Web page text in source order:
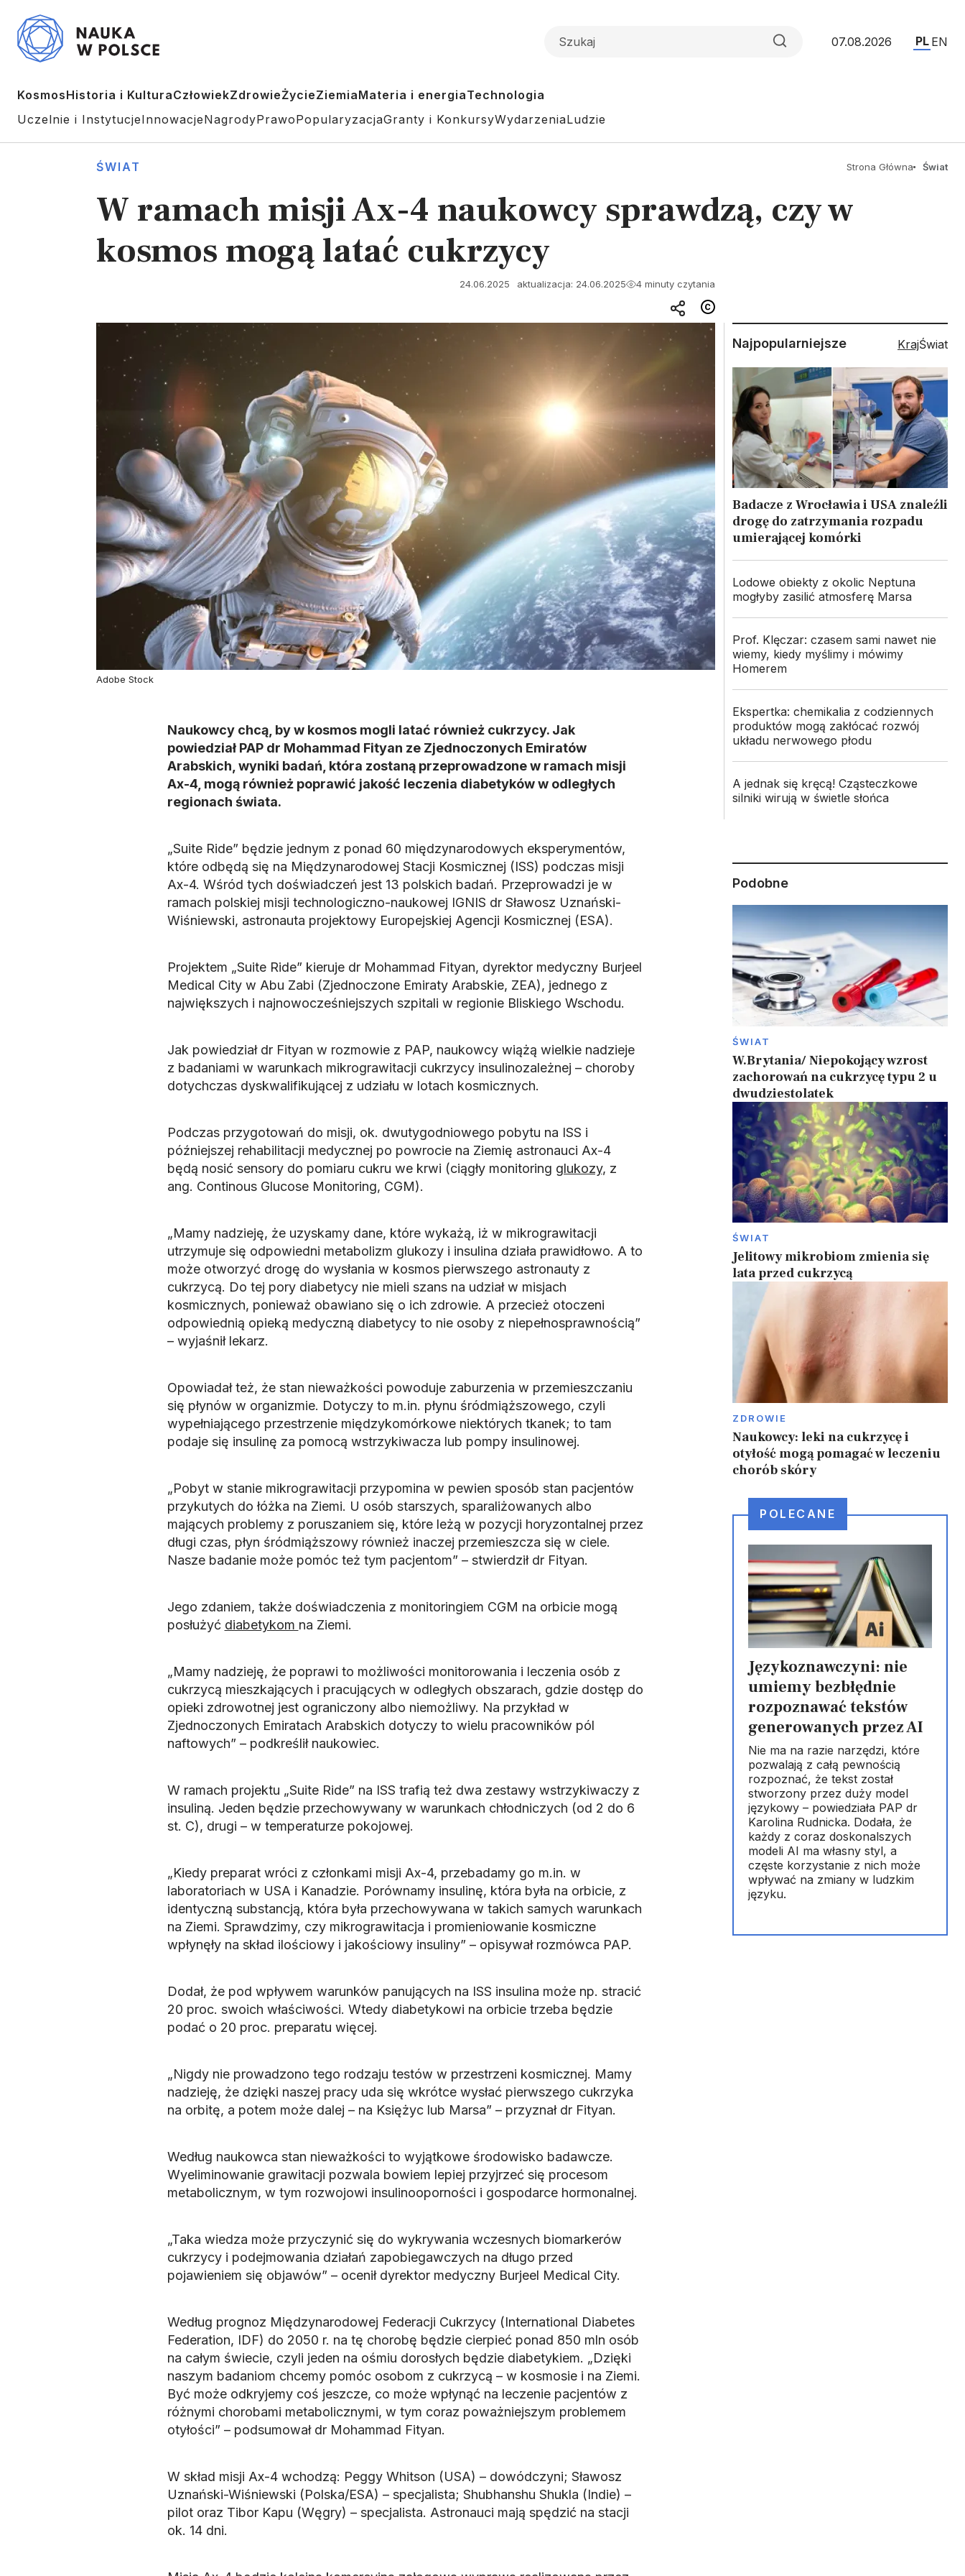
07.08.2026 PL EN
KosmosHistoria i KulturaCzłowiekZdrowieŻycieZiemiaMateria i energiaTechnologia
Uczelnie i InstytucjeInnowacjeNagrodyPrawoPopularyzacjaGranty i KonkursyWydarzeniaLudzie
ŚWIAT Strona Główna Świat
W ramach misji Ax-4 naukowcy sprawdzą, czy w
kosmos mogą latać cukrzycy
24.06.2025 aktualizacja: 24.06.2025 4 minuty czytania
Adobe Stock
Naukowcy chcą, by w kosmos mogli latać również cukrzycy. Jak
powiedział PAP dr Mohammad Fityan ze Zjednoczonych Emiratów
Arabskich, wyniki badań, która zostaną przeprowadzone w ramach misji
Ax-4, mogą również poprawić jakość leczenia diabetyków w odległych
regionach świata.
„Suite Ride” będzie jednym z ponad 60 międzynarodowych eksperymentów,
które odbędą się na Międzynarodowej Stacji Kosmicznej (ISS) podczas misji
Ax-4. Wśród tych doświadczeń jest 13 polskich badań. Przeprowadzi je w
ramach polskiej misji technologiczno-naukowej IGNIS dr Sławosz Uznański-
Wiśniewski, astronauta projektowy Europejskiej Agencji Kosmicznej (ESA).
Projektem „Suite Ride” kieruje dr Mohammad Fityan, dyrektor medyczny Burjeel
Medical City w Abu Zabi (Zjednoczone Emiraty Arabskie, ZEA), jednego z
największych i najnowocześniejszych szpitali w regionie Bliskiego Wschodu.
Jak powiedział dr Fityan w rozmowie z PAP, naukowcy wiążą wielkie nadzieje
z badaniami w warunkach mikrograwitacji cukrzycy insulinozależnej – choroby
dotychczas dyskwalifikującej z udziału w lotach kosmicznych.
Podczas przygotowań do misji, ok. dwutygodniowego pobytu na ISS i
późniejszej rehabilitacji medycznej po powrocie na Ziemię astronauci Ax-4
będą nosić sensory do pomiaru cukru we krwi (ciągły monitoring glukozy, z
ang. Continous Glucose Monitoring, CGM).
„Mamy nadzieję, że uzyskamy dane, które wykażą, iż w mikrograwitacji
utrzymuje się odpowiedni metabolizm glukozy i insulina działa prawidłowo. A to
może otworzyć drogę do wysłania w kosmos pierwszego astronauty z
cukrzycą. Do tej pory diabetycy nie mieli szans na udział w misjach
kosmicznych, ponieważ obawiano się o ich zdrowie. A przecież otoczeni
odpowiednią opieką medyczną diabetycy to nie osoby z niepełnosprawnością”
– wyjaśnił lekarz.
Opowiadał też, że stan nieważkości powoduje zaburzenia w przemieszczaniu
się płynów w organizmie. Dotyczy to m.in. płynu śródmiąższowego, czyli
wypełniającego przestrzenie międzykomórkowe niektórych tkanek; to tam
podaje się insulinę za pomocą wstrzykiwacza lub pompy insulinowej.
„Pobyt w stanie mikrograwitacji przypomina w pewien sposób stan pacjentów
przykutych do łóżka na Ziemi. U osób starszych, sparaliżowanych albo
mających problemy z poruszaniem się, które leżą w pozycji horyzontalnej przez
długi czas, płyn śródmiąższowy również inaczej przemieszcza się w ciele.
Nasze badanie może pomóc też tym pacjentom” – stwierdził dr Fityan.
Jego zdaniem, także doświadczenia z monitoringiem CGM na orbicie mogą
posłużyć diabetykom na Ziemi.
„Mamy nadzieję, że poprawi to możliwości monitorowania i leczenia osób z
cukrzycą mieszkających i pracujących w odległych obszarach, gdzie dostęp do
opieki zdrowotnej jest ograniczony albo niemożliwy. Na przykład w
Zjednoczonych Emiratach Arabskich dotyczy to wielu pracowników pól
naftowych” – podkreślił naukowiec.
W ramach projektu „Suite Ride” na ISS trafią też dwa zestawy wstrzykiwaczy z
insuliną. Jeden będzie przechowywany w warunkach chłodniczych (od 2 do 6
st. C), drugi – w temperaturze pokojowej.
„Kiedy preparat wróci z członkami misji Ax-4, przebadamy go m.in. w
laboratoriach w USA i Kanadzie. Porównamy insulinę, która była na orbicie, z
identyczną substancją, która była przechowywana w takich samych warunkach
na Ziemi. Sprawdzimy, czy mikrograwitacja i promieniowanie kosmiczne
wpłynęły na skład ilościowy i jakościowy insuliny” – opisywał rozmówca PAP.
Dodał, że pod wpływem warunków panujących na ISS insulina może np. stracić
20 proc. swoich właściwości. Wtedy diabetykowi na orbicie trzeba będzie
podać o 20 proc. preparatu więcej.
„Nigdy nie prowadzono tego rodzaju testów w przestrzeni kosmicznej. Mamy
nadzieję, że dzięki naszej pracy uda się wkrótce wysłać pierwszego cukrzyka
na orbitę, a potem może dalej – na Księżyc lub Marsa” – przyznał dr Fityan.
Według naukowca stan nieważkości to wyjątkowe środowisko badawcze.
Wyeliminowanie grawitacji pozwala bowiem lepiej przyjrzeć się procesom
metabolicznym, w tym rozwojowi insulinooporności i gospodarce hormonalnej.
„Taka wiedza może przyczynić się do wykrywania wczesnych biomarkerów
cukrzycy i podejmowania działań zapobiegawczych na długo przed
pojawieniem się objawów” – ocenił dyrektor medyczny Burjeel Medical City.
Według prognoz Międzynarodowej Federacji Cukrzycy (International Diabetes
Federation, IDF) do 2050 r. na tę chorobę będzie cierpieć ponad 850 mln osób
na całym świecie, czyli jeden na ośmiu dorosłych będzie diabetykiem. „Dzięki
naszym badaniom chcemy pomóc osobom z cukrzycą – w kosmosie i na Ziemi.
Być może odkryjemy coś jeszcze, co może wpłynąć na leczenie pacjentów z
różnymi chorobami metabolicznymi, w tym coraz poważniejszym problemem
otyłości” – podsumował dr Mohammad Fityan.
W skład misji Ax-4 wchodzą: Peggy Whitson (USA) – dowódczyni; Sławosz
Uznański-Wiśniewski (Polska/ESA) – specjalista; Shubhanshu Shukla (Indie) –
pilot oraz Tibor Kapu (Węgry) – specjalista. Astronauci mają spędzić na stacji
ok. 14 dni.
Najpopularniejsze KrajŚwiat
Badacze z Wrocławia i USA znaleźli
drogę do zatrzymania rozpadu
umierającej komórki
Lodowe obiekty z okolic Neptuna
mogłyby zasilić atmosferę Marsa
Prof. Klęczar: czasem sami nawet nie
wiemy, kiedy myślimy i mówimy
Homerem
Ekspertka: chemikalia z codziennych
produktów mogą zakłócać rozwój
układu nerwowego płodu
A jednak się kręcą! Cząsteczkowe
silniki wirują w świetle słońca
Podobne
ŚWIAT
W.Brytania/ Niepokojący wzrost
zachorowań na cukrzycę typu 2 u
dwudziestolatek
ŚWIAT
Jelitowy mikrobiom zmienia się
lata przed cukrzycą
ZDROWIE
Naukowcy: leki na cukrzycę i
otyłość mogą pomagać w leczeniu
chorób skóry
POLECANE
Językoznawczyni: nie
umiemy bezbłędnie
rozpoznawać tekstów
generowanych przez AI
Nie ma na razie narzędzi, które
pozwalają z całą pewnością
rozpoznać, że tekst został
stworzony przez duży model
językowy – powiedziała PAP dr
Karolina Rudnicka. Dodała, że
każdy z coraz doskonalszych
modeli AI ma własny styl, a
częste korzystanie z nich może
wpływać na zmiany w ludzkim
języku.